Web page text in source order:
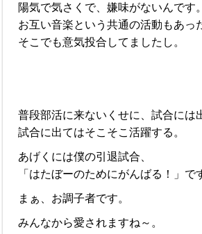
陽気で気さくで、嫌味がないんです。
お互い音楽という共通の活動もあっ
そこでも意気投合してましたし。
普段部活に来ないくせに、試合には
試合に出てはそこそこ活躍する。
あげくには僕の引退試合、
「はたぼーのためにがんばる！」で
まぁ、お調子者です。
みんなから愛されますね～。